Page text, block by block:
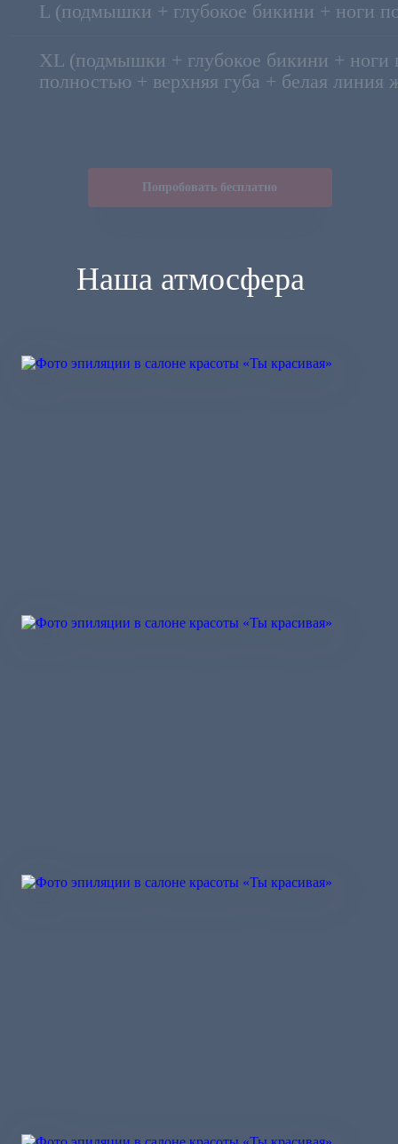
полностью + верхняя губа + белая линия
Наша атмосфера